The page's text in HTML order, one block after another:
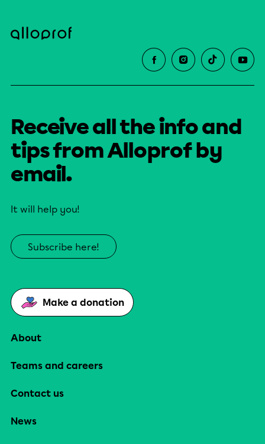
Receive all the info and
tips from Alloprof by
email.
It will help you!
Subscribe here!
Make a donation
About
Teams and careers
Contact us
News